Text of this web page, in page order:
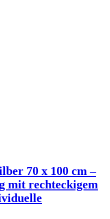
70 x 100 cm –
mit rechteckigem